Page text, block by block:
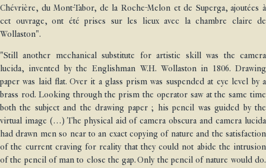
Chévrière, du Mont-Tabor, de la Roche-Melon et de Superga, ajoutées à
cet ouvrage, ont été prises sur les lieux avec la chambre claire de
Wollaston".
"Still another mechanical substitute for artistic skill was the camera
lucida, invented by the Englishman W.H. Wollaston in 1806. Drawing
paper was laid flat. Over it a glass prism was suspended at eye level by a
brass rod. Looking through the prism the operator saw at the same time
both the subject and the drawing paper ; his pencil was guided by the
virtual image (…) The physical aid of camera obscura and camera lucida
had drawn men so near to an exact copying of nature and the satisfaction
of the current craving for reality that they could not abide the intrusion
of the pencil of man to close the gap. Only the pencil of nature would do.